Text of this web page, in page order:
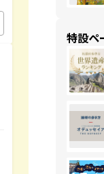
特設ペ